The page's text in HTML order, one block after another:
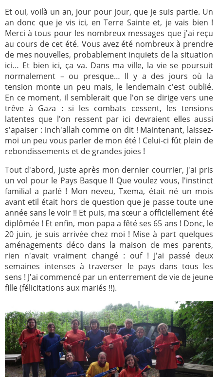
Paray-le-
Monial
École de la
foi
Terre
Sainte
R.E. de
Taizé
Animateurs
—
Étudiants
Jeunes
Pros
Collégiens
& lycéens
Pastorales
des
jeunes
locales
Repères
Groupe
Diaconia
Nouvelles
d'Orient
Divers
Tags
—
2005
2006
2007
2008
2009
2010
2011
2012
2013
2015
2016
2017
2018
2019
2020
Recherche
Et oui, voilà un an, jour pour jour, que je suis partie. Un
an donc que je vis ici, en Terre Sainte et, je vais bien !
Merci à tous pour les nombreux messages que j'ai reçu
au cours de cet été. Vous avez été nombreux à prendre
de mes nouvelles, probablement inquiets de la situation
ici… Et bien ici, ça va. Dans ma ville, la vie se poursuit
normalement – ou presque… Il y a des jours où la
tension monte un peu mais, le lendemain c'est oublié.
En ce moment, il semblerait que l'on se dirige vers une
trêve à Gaza : si les combats cessent, les tensions
latentes que l'on ressent par ici devraient elles aussi
s'apaiser : inch'allah comme on dit ! Maintenant, laissez-
moi un peu vous parler de mon été ! Celui-ci fût plein de
rebondissements et de grandes joies !
Tout d'abord, juste après mon dernier courrier, j'ai pris
un vol pour le Pays Basque !! Que voulez vous, l'instinct
familial a parlé ! Mon neveu, Txema, était né un mois
avant etil était hors de question que je passe toute une
année sans le voir !! Et puis, ma sœur a officiellement été
diplômée ! Et enfin, mon papa a fêté ses 65 ans ! Donc, le
20 juin, je suis arrivée chez moi ! Mise à part quelques
aménagements déco dans la maison de mes parents,
rien n'avait vraiment changé : ouf ! J'ai passé deux
semaines intenses à traverser le pays dans tous les
sens ! J'ai commencé par un enterrement de vie de jeune
fille (félicitations aux mariés !!).